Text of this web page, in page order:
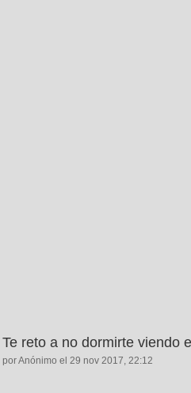
Te reto a no dormirte viendo
por Anónimo el 29 nov 2017, 22:12